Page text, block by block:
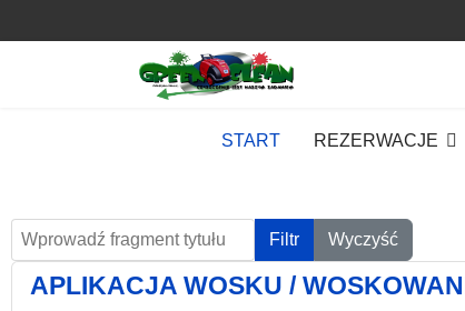
START REZERWACJE
Wprowadź fragment tytułu Filtr Wyczyść
APLIKACJA WOSKU /